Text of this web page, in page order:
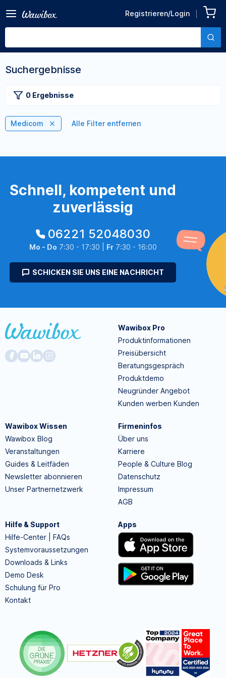
Registrieren/Login
Suchergebnisse
0 Ergebnisse
Medicom Alle Filter entfernen
Schnell, kompetent und
zuverlässig
06221 52048030
Mo - Do 7:30 - 17:30 | Fr7:30 - 16:00
SCHICKEN SIE UNS EINE NACHRICHT
Wawibox Pro
Produktinformationen
Preisübersicht
Beratungsgespräch
Produktdemo
Neugründer Angebot
Kunden werben Kunden
Wawibox Wissen
Wawibox Blog
Veranstaltungen
Guides & Leitfäden
Newsletter abonnieren
Unser Partnernetzwerk
Firmeninfos
Über uns
Karriere
People & Culture Blog
Datenschutz
Impressum
AGB
Hilfe & Support
Hilfe-Center | FAQs
Systemvoraussetzungen
Downloads & Links
Demo Desk
Schulung für Pro
Kontakt
Apps